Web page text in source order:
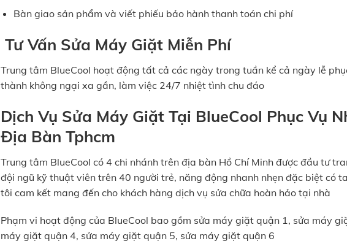
Bàn giao sản phẩm và viết phiếu bảo hành thanh toán chi phí
Tư Vấn Sửa Máy Giặt Miễn Phí
Trung tâm BlueCool hoạt động tất cả các ngày trong tuần kể cả ngày lễ
thành không ngại xa gần, làm việc 24/7 nhiệt tình chu đáo
Dịch Vụ Sửa Máy Giặt Tại BlueCool Phục Vụ
Địa Bàn Tphcm
Trung tâm BlueCool có 4 chi nhánh trên địa bàn Hồ Chí Minh được đầu tư
đội ngũ kỹ thuật viên trên 40 người trẻ, năng động nhanh nhẹn đặc biệt có
tôi cam kết mang đến cho khách hàng dịch vụ sửa chữa hoàn hảo tại nhà
Phạm vi hoạt động của BlueCool bao gồm sửa máy giặt quận 1, sửa máy
máy giặt quận 4, sửa máy giặt quận 5, sửa máy giặt quận 6